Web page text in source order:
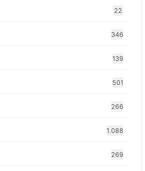
22
346
139
501
266
1.088
269